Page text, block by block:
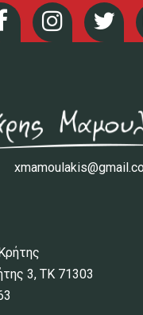
3, ΤΚ 71303